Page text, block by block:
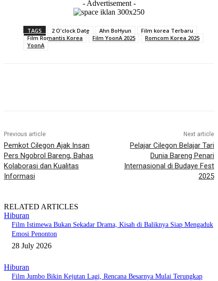
- Advertisement -
TAGS 2 O'clock Date Ahn BoHyun
Film korea Terbaru
Film Romantis Korea
Film YoonA 2025
Romcom Korea 2025
YoonA
Previous article
Pemkot Cilegon Ajak Insan
Pers Ngobrol Bareng, Bahas
Kolaborasi dan Kualitas
Informasi
Next article
Pelajar Cilegon Belajar Tari
Dunia Bareng Penari
Internasional di Budaye Fest
2025
RELATED ARTICLES
Hiburan
Film Istimewa Bukan Sekadar Drama, Kisah di Baliknya Siap Mengaduk
Emosi Penonton
28 July 2026
Hiburan
Film Jumbo Bikin Kejutan Lagi, Rencana Besarnya Mulai Terungkap